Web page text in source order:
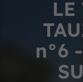
LE
n°6